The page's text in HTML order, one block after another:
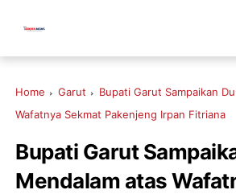
Home Garut
Bupati Garut Sampaikan
Wafatnya Sekmat Pakenjeng Irpan Fitriana
Bupati Garut
Mendalam atas